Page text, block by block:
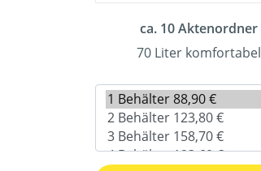
ca. 10 Aktenordner
70 Liter komfortabel